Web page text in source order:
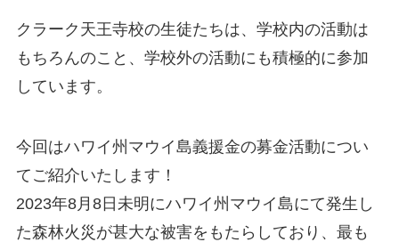
クラーク天王寺校の生徒たちは、学校内の活動は
もちろんのこと、学校外の活動にも積極的に参加
しています。
今回はハワイ州マウイ島義援金の募金活動につい
てご紹介いたします！
2023年8月8日未明にハワイ州マウイ島にて発生し
た森林火災が甚大な被害をもたらしており、最も